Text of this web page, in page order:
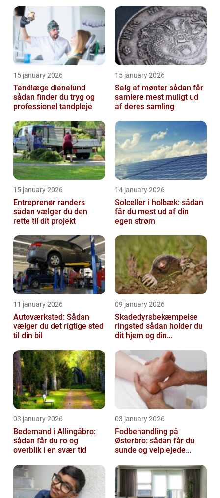
15 january 2026
Tandlæge dianalund
sådan finder du tryg og
professionel tandpleje
15 january 2026
Salg af mønter sådan får
samlere mest muligt ud
af deres samling
15 january 2026
Entreprenør randers
sådan vælger du den
rette til dit projekt
14 january 2026
Solceller i holbæk: sådan
får du mest ud af din
egen strøm
11 january 2026
Autoværksted: Sådan
vælger du det rigtige sted
til din bil
09 january 2026
Skadedyrsbekæmpelse
ringsted sådan holder du
dit hjem og din
gæster
03 january 2026
Bedemand i Allingåbro:
sådan får du ro og
overblik i en svær tid
03 january 2026
Fodbehandling på
Østerbro: sådan får du
sunde og velplejede